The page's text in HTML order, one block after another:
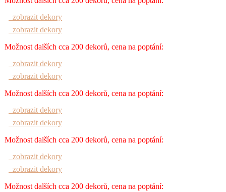
zobrazit dekory
zobrazit dekory
Možnost dalších cca 200 dekorů, cena na poptání:
zobrazit dekory
zobrazit dekory
Možnost dalších cca 200 dekorů, cena na poptání:
zobrazit dekory
zobrazit dekory
Možnost dalších cca 200 dekorů, cena na poptání:
zobrazit dekory
zobrazit dekory
Možnost dalších cca 200 dekorů, cena na poptání: